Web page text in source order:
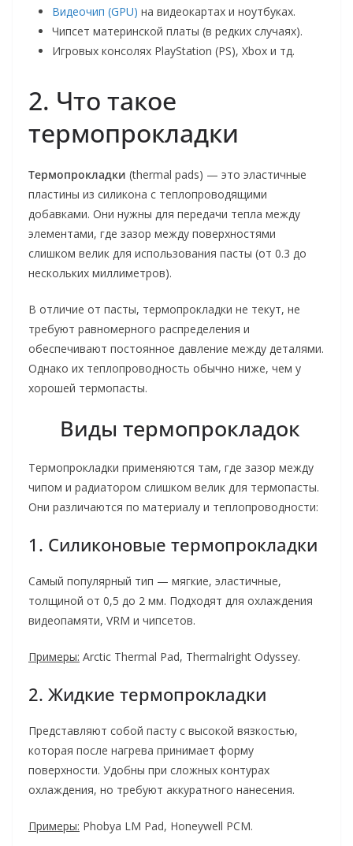
Видеочип (GPU) на видеокартах и ноутбуках.
Чипсет материнской платы (в редких случаях).
Игровых консолях PlayStation (PS), Xbox и тд.
2. Что такое
термопрокладки
Термопрокладки (thermal pads) — это эластичные
пластины из силикона с теплопроводящими
добавками. Они нужны для передачи тепла между
элементами, где зазор между поверхностями
слишком велик для использования пасты (от 0.3 до
нескольких миллиметров).
В отличие от пасты, термопрокладки не текут, не
требуют равномерного распределения и
обеспечивают постоянное давление между деталями.
Однако их теплопроводность обычно ниже, чем у
хорошей термопасты.
Виды термопрокладок
Термопрокладки применяются там, где зазор между
чипом и радиатором слишком велик для термопасты.
Они различаются по материалу и теплопроводности:
1. Силиконовые термопрокладки
Самый популярный тип — мягкие, эластичные,
толщиной от 0,5 до 2 мм. Подходят для охлаждения
видеопамяти, VRM и чипсетов.
Примеры: Arctic Thermal Pad, Thermalright Odyssey.
2. Жидкие термопрокладки
Представляют собой пасту с высокой вязкостью,
которая после нагрева принимает форму
поверхности. Удобны при сложных контурах
охлаждения, но требуют аккуратного нанесения.
Примеры: Phobya LM Pad, Honeywell PCM.